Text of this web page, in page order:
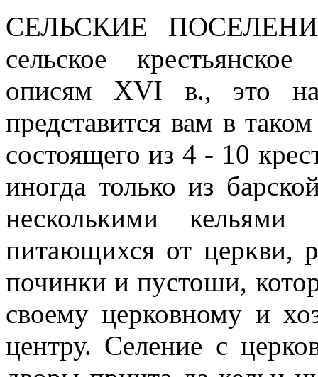
СЕЛЬСКИЕ
сельское
описям XVI в., это
представится вам в
состоящего из 4 - 10
иногда только из
несколькими
питающихся от церкви,
починки и пустоши,
своему церковному и
центру. Селение с